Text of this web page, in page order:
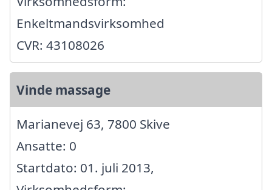
Enkeltmandsvirksomhed
CVR: 43108026
Vinde massage
Marianevej 63, 7800 Skive
Ansatte: 0
Startdato: 01. juli 2013,